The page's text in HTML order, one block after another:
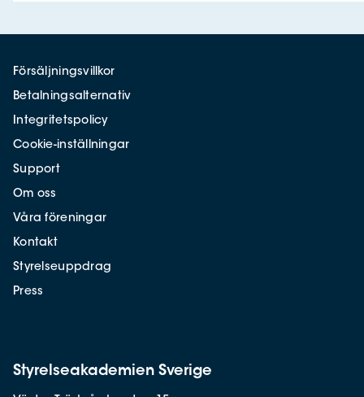
Styrelseakademien Sverige
Försäljningsvillkor
Betalningsalternativ
Integritetspolicy
Cookie-inställningar
Support
Om oss
Våra föreningar
Kontakt
Styrelseuppdrag
Press